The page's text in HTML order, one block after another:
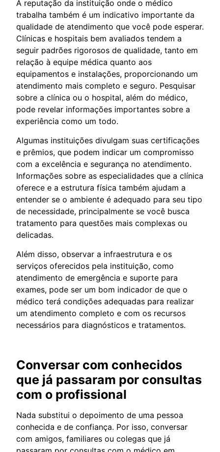
A reputação da instituição onde o médico
trabalha também é um indicativo importante da
qualidade de atendimento que você pode esperar.
Clínicas e hospitais bem avaliados tendem a
seguir padrões rigorosos de qualidade, tanto em
relação à equipe médica quanto aos
equipamentos e instalações, proporcionando um
atendimento mais completo e seguro. Pesquisar
sobre a clínica ou o hospital, além do médico,
pode revelar informações importantes sobre a
experiência como um todo.
Algumas instituições divulgam suas certificações
e prêmios, que podem indicar um compromisso
com a excelência e segurança no atendimento.
Informações sobre as especialidades que a clínica
oferece e a estrutura física também ajudam a
entender se o ambiente é adequado para seu tipo
de necessidade, principalmente se você busca
tratamento para questões mais complexas ou
delicadas.
Além disso, observar a infraestrutura e os
serviços oferecidos pela instituição, como
atendimento de emergência e suporte para
exames, pode ser um bom indicador de que o
médico terá condições adequadas para realizar
um atendimento completo e com os recursos
necessários para diagnósticos e tratamentos.
Conversar com conhecidos
que já passaram por consultas
com o profissional
Nada substitui o depoimento de uma pessoa
conhecida e de confiança. Por isso, conversar
com amigos, familiares ou colegas que já